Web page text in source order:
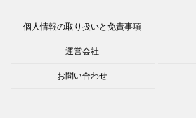
個人情報の取り扱いと免責事項
運営会社
お問い合わせ